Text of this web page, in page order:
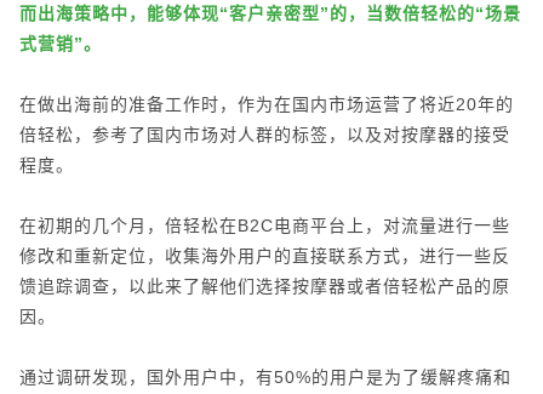
而出海策略中，能够体现“客户亲密型”的，当数倍轻松的“场景
式营销”。
在做出海前的准备工作时，作为在国内市场运营了将近20年的
倍轻松，参考了国内市场对人群的标签，以及对按摩器的接受
程度。
在初期的几个月，倍轻松在B2C电商平台上，对流量进行一些
修改和重新定位，收集海外用户的直接联系方式，进行一些反
馈追踪调查，以此来了解他们选择按摩器或者倍轻松产品的原
因。
通过调研发现，国外用户中，有50%的用户是为了缓解疼痛和